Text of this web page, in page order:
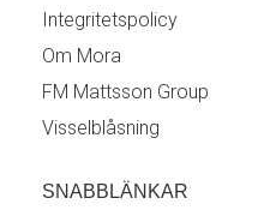
Integritetspolicy
Om Mora
FM Mattsson Group
Visselblåsning
SNABBLÄNKAR